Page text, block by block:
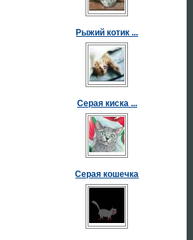
Рыжий котик ...
Серая киска ...
Серая кошечка